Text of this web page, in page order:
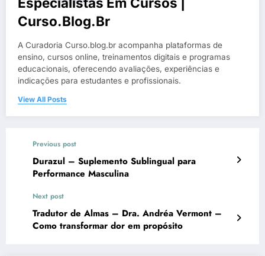
Curso.blog.br
A Curadoria Curso.blog.br acompanha plataformas de
ensino, cursos online, treinamentos digitais e programas
educacionais, oferecendo avaliações, experiências e
indicações para estudantes e profissionais.
View All Posts
Previous post
Durazul – Suplemento Sublingual para
Performance Masculina
Next post
Tradutor de Almas – Dra. Andréa Vermont –
Como transformar dor em propósito